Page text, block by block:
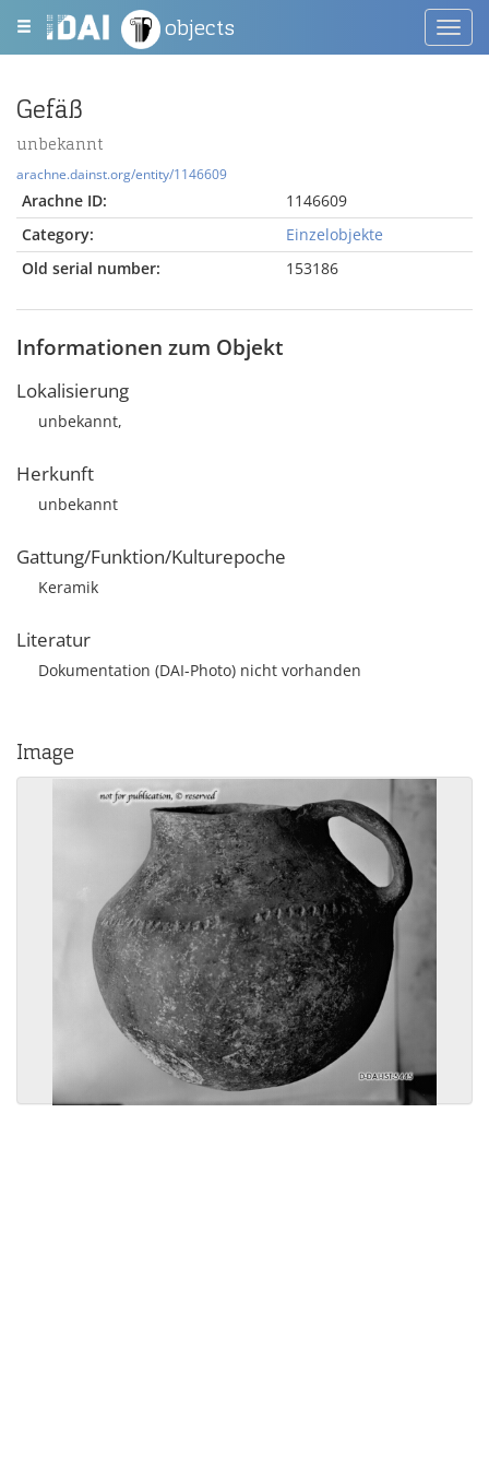
objects
Gefäß
unbekannt
arachne.dainst.org/entity/1146609
Arachne ID:
1146609
Category:
Einzelobjekte
Old serial number:
153186
Informationen zum Objekt
Lokalisierung
unbekannt,
Herkunft
unbekannt
Gattung/Funktion/Kulturepoche
Keramik
Literatur
Dokumentation (DAI-Photo) nicht vorhanden
Image